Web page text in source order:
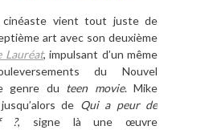
cinéaste vient tout juste de
ème art avec son deuxième
Lauréat, impulsant d’un même
du Nouvel
genre du teen movie. Mike
de Qui a peur de
?, signe làune œuvre